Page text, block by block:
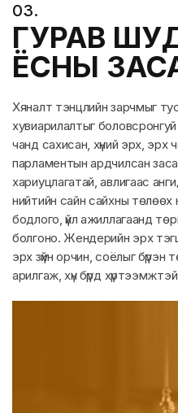
03.
ГУРАВ
ЁСНЫ
Хяналт тэнцлийн зарчмыг
хувиарилалтыг
чанд сахисан, хүний эрх,
парламентын ардчилсан
хариуцлагатай, авлигаас
нийтийн сайн сайхны төлөөх
бодлого, үйл ажиллагаанд
болгоно. Жендерийн эрх
эрх зүйн орчин, соёлыг бүрэн
арилгаж, хүн бүрд